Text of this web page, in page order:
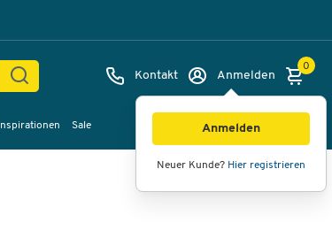
Kontakt Anmelden
Anmelden
Neuer Kunde? Hier registrieren
0
Inspirationen Sale
Videos 360°-Ansicht